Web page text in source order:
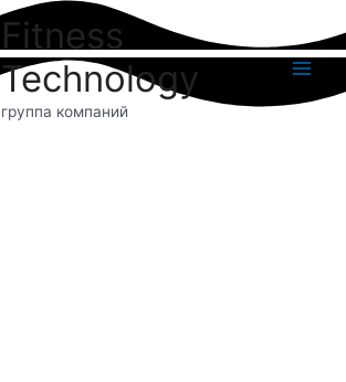
Fitness
Technology
группа компаний